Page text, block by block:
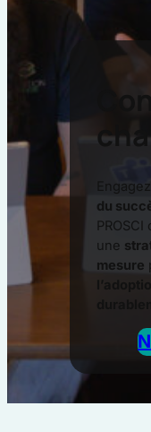
du
une
mesure